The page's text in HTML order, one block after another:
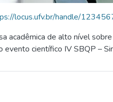
locus.ufv.br/handle/
acadêmica de alto nível
evento científico IV SBQP –